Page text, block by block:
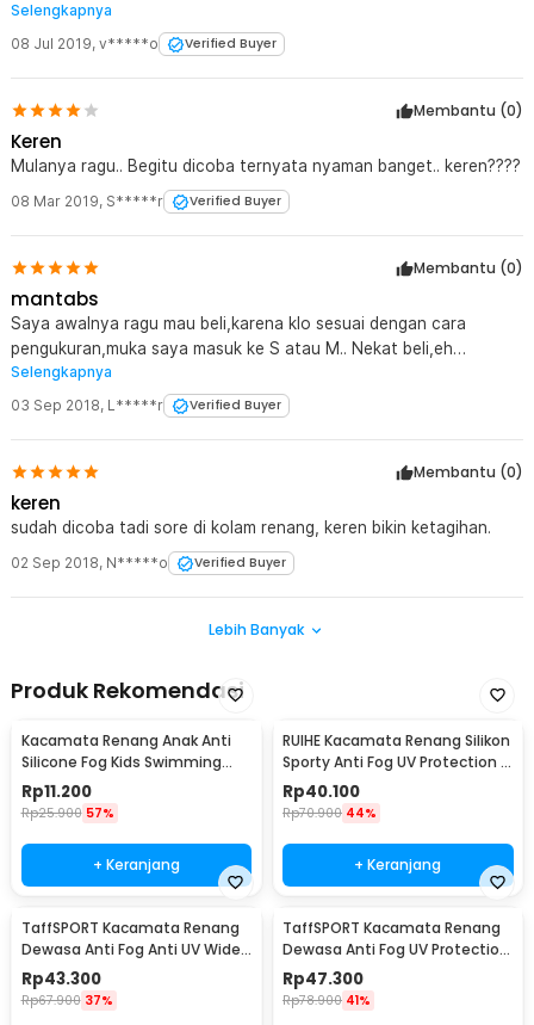
tidak mengurangi fungsi utamanya
Selengkapnya
08 Jul 2019, v*****o Verified Buyer
Membantu (0)
Keren
Mulanya ragu.. Begitu dicoba ternyata nyaman banget.. keren????
08 Mar 2019, S*****r Verified Buyer
Membantu (0)
mantabs
Saya awalnya ragu mau beli,karena klo sesuai dengan cara
pengukuran,muka saya masuk ke S atau M.. Nekat beli,eh
ternyata pas dengan muka saya dan kedapnya saya suka karena
tidak mengganggu aktivitas muka saya..
Selengkapnya
03 Sep 2018, L*****r Verified Buyer
Membantu (0)
keren
sudah dicoba tadi sore di kolam renang, keren bikin ketagihan.
02 Sep 2018, N*****o Verified Buyer
Lebih Banyak
Produk Rekomendasi
Kacamata Renang Anak Anti
Silicone Fog Kids Swimming
Goggles - EE243
Rp11.200
Rp25.900 57%
+ Keranjang
RUIHE Kacamata Renang Silikon
Sporty Anti Fog UV Protection -
RH5310E
Rp40.100
Rp70.900 44%
+ Keranjang
TaffSPORT Kacamata Renang
Dewasa Anti Fog Anti UV Wide
Vision Earplug - A380
Rp43.300
Rp67.900 37%
TaffSPORT Kacamata Renang
Dewasa Anti Fog UV Protection
- GOG-3550
Rp47.300
Rp78.900 41%